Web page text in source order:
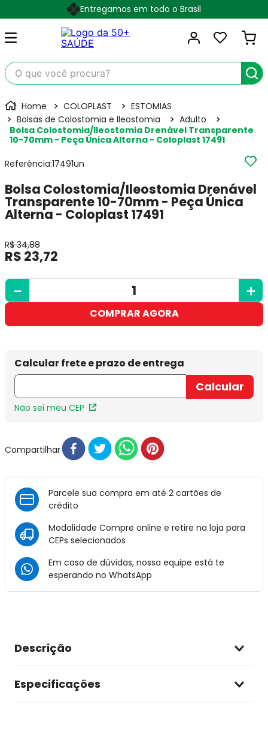
Entregamos em todo o Brasil
O que você procura?
COLOPLAST
ESTOMIAS
Bolsas de Colostomia e Ileostomia
Adulto
Bolsa Colostomia/Ileostomia Drenável Transparente
10-70mm - Peça Única Alterna - Coloplast 17491
Referência:17491un
Bolsa Colostomia/Ileostomia Drenável
Transparente 10-70mm - Peça Única
Alterna - Coloplast 17491
R$ 34,88
R$ 23,72
＋
－
COMPRAR AGORA
Não sei meu CEP
Compartilhar
Parcele sua compra em até 2 cartões de
crédito
Modalidade Compre online e retire na loja para
CEPs selecionados
Em caso de dúvidas, nossa equipe está te
esperando no WhatsApp
Descrição
Especificações